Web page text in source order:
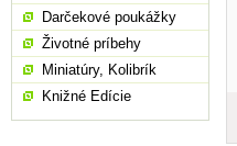
Darčekové poukážky
Životné príbehy
Miniatúry, Kolibrík
Knižné Edície